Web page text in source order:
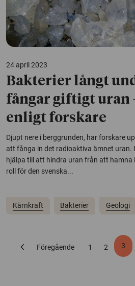
24 april 2023
Bakterier långt
fångar giftigt uran
enligt forskare
Djupt nere i berggrunden, har forskare
att fånga in det radioaktiva ämnet uran.
hjälpa till att hindra uran från att hamna
roll för den svenska...
Kärnkraft Bakterier Geologi
chevron_left Föregående 1 2 3